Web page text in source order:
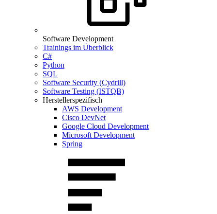
Software Development
Trainings im Überblick
C#
Python
SQL
Software Security (Cydrill)
Software Testing (ISTQB)
Herstellerspezifisch
AWS Development
Cisco DevNet
Google Cloud Development
Microsoft Development
Spring